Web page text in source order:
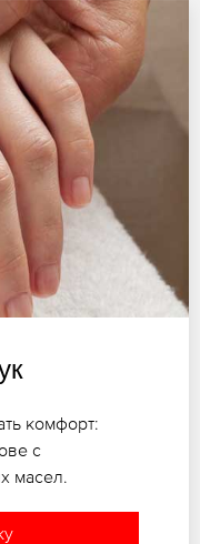
комфорт:
с
масел.